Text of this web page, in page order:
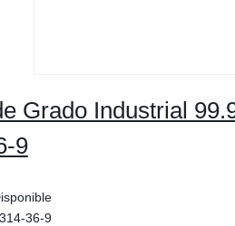
Grado Industrial
9
36-9